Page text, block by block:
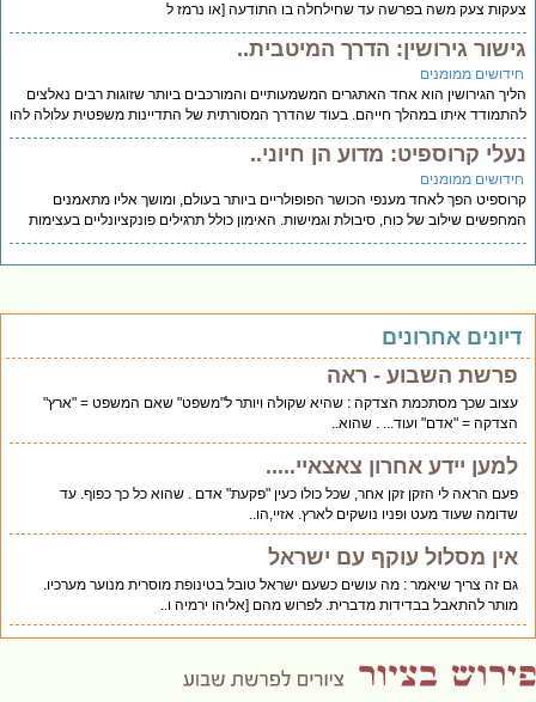
צעק משה בפרשה עד שחילחלה בו התודעה [או נרמז ל
גירושין: הדרך המיטבית..
ממומנים
הגירושין הוא אחד האתגרים המשמעותיים והמורכבים ביותר שזוגות רבים נאלצים
איתו במהלך חייהם. בעוד שהדרך המסורתית של התדיינות משפטית עלולה להו
קרוספיט: מדוע הן חיוני..
ממומנים
הפך לאחד מענפי הכושר הפופולריים ביותר בעולם, ומושך אליו מתאמנים
שילוב של כוח, סיבולת וגמישות. האימון כולל תרגילים פונקציונליים בעצימות
אחרונים
פרשת השבוע - ראה
עצוב שכך מסתכמת הצדקה : שהיא שקולה ויותר ל"משפט" שאם המשפט = "ארץ"
הצדקה = "אדם" ועוד... . שהוא..
למען יידע אחרון צאצאיי.....
פעם הראה לי הזקן זקן אחר, שכל כולו כעין "פקעת" אדם . שהוא כל כך כפוף. עד
שדומה שעוד מעט ופניו נושקים לארץ. אזיי,הו..
אין מסלול עוקף עם ישראל
גם זה צריך שיאמר : מה עושים כשעם ישראל טובל בטינופת מוסרית מנוער מערכיו.
מותר להתאבל בבדידות מדברית. לפרוש מהם [אליהו ירמיה ו..